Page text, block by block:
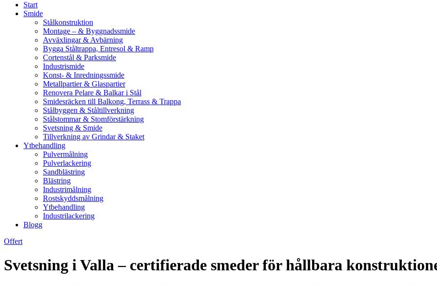
Start
Smide
Stålkonstruktion
Montage – & Byggnadssmide
Avväxlingar & Avbärning
Bygga Ståltrappa, Entresol & Ramp
Cortenstål & Parksmide
Industrismide
Konst- & Inredningssmide
Metallpartier & Glaspartier
Renovera Pelare & Balkar i Stål
Smidesräcken till Balkong, Terrass & Trappa
Stålbyggen & Ståltillverkning
Stålstommar & Stomförstärkning
Svetsning & Smide
Tillverkning av Grindar & Staket
Ytbehandling
Pulvermålning
Pulverlackering
Sandblästring
Blästring
Industrimålning
Rostskyddsmålning
Ytbehandling
Industrilackering
Blogg
Offert
Svetsning i Valla – certifierade smeder för hållbara